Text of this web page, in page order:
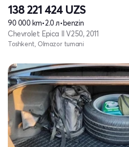
138 221 424 UZS
90 000 km•2.0 л•benzin
Chevrolet Epica II V250, 2011
Toshkent, Olmazor tumani